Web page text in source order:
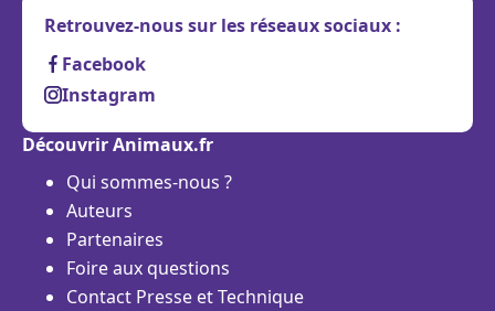
Retrouvez-nous sur les réseaux sociaux :
Facebook
Instagram
Découvrir Animaux.fr
Qui sommes-nous ?
Auteurs
Partenaires
Foire aux questions
Contact Presse et Technique